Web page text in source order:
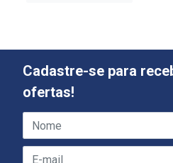
Cadastre-se para
ofertas!